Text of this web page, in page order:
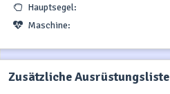
Hauptsegel:
Maschine:
Zusätzliche Ausrüstungsliste